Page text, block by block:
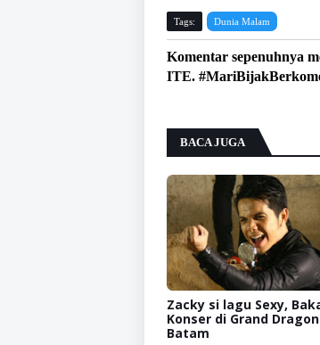
Tags: Dunia Malam
Komentar sepenuhnya
ITE.
BACA JUGA
Zacky si lagu Sexy,
Konser di Grand Dragon
Batam